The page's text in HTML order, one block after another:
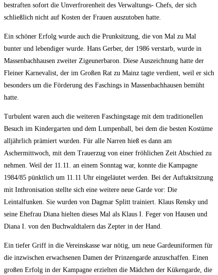
bestraften sofort die Unverfrorenheit des Verwaltungs- Chefs, der sich
schließlich nicht auf Kosten der Frauen auszutoben hatte.
Ein schöner Erfolg wurde auch die Prunksitzung, die von Mal zu Mal
bunter und lebendiger wurde. Hans Gerber, der 1986 verstarb, wurde in
Massenbachhausen zweiter Zigeunerbaron. Diese Auszeichnung hatte der
Fleiner Karnevalist, der im Großen Rat zu Mainz tagte verdient, weil er sich
besonders um die Förderung des Faschings in Massenbachhausen bemüht
hatte.
Turbulent waren auch die weiteren Faschingstage mit dem traditionellen
Besuch im Kindergarten und dem Lumpenball, bei dem die besten Kostüme
alljährlich prämiert wurden. Für alle Narren hieß es dann am
Aschermittwoch, mit dem Trauerzug von einer fröhlichen Zeit Abschied zu
nehmen. Weil der 11.11. an einem Sonntag war, konnte die Kampagne
1984/85 pünktlich um 11.11 Uhr eingeläutet werden. Bei der Auftaktsitzung
mit Inthronisation stellte sich eine weitere neue Garde vor: Die
Leintalfunken. Sie wurden von Dagmar Splitt trainiert. Klaus Rensky und
seine Ehefrau Diana hielten dieses Mal als Klaus I. Feger von Hausen und
Diana I. von den Buchwaldtalern das Zepter in der Hand.
Ein tiefer Griff in die Vereinskasse war nötig, um neue Gardeuniformen für
die inzwischen erwachsenen Damen der Prinzengarde anzuschaffen. Einen
großen Erfolg in der Kampagne erzielten die Mädchen der Kükengarde, die